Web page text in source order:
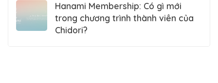
Hanami Membership: Có gì mới
trong chương trình thành viên của
Chidori?